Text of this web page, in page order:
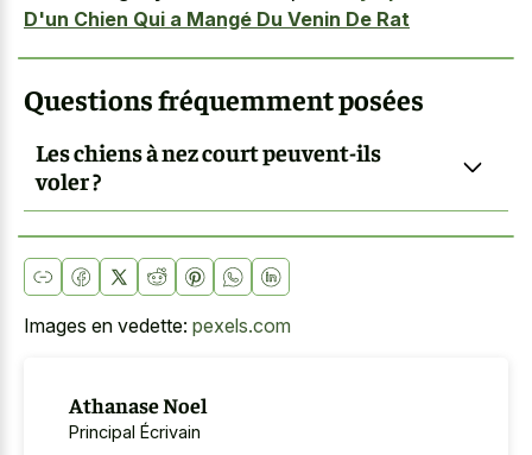
D'un Chien Qui a Mangé Du Venin De Rat
Questions fréquemment posées
Les chiens à nez court peuvent-ils
voler ?
Images en vedette: pexels.com
Athanase Noel
Principal Écrivain